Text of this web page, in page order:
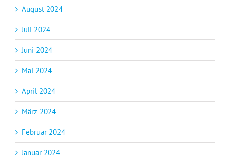
August 2024
Juli 2024
Juni 2024
Mai 2024
April 2024
März 2024
Februar 2024
Januar 2024